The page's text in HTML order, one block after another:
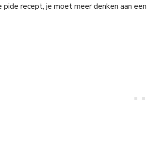
recept, je moet meer denken aan